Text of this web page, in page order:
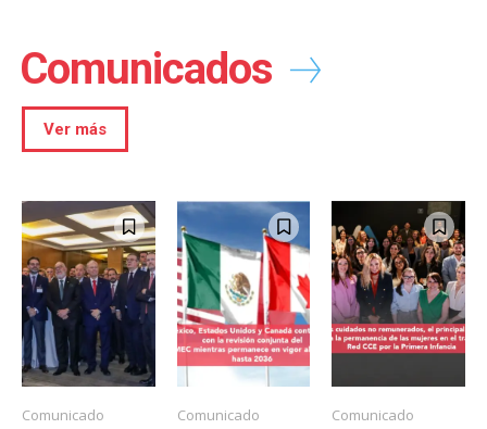
Comunicados
Ver más
Comunicado Comunicado Comunicado